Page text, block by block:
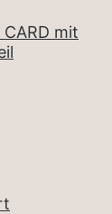
mit